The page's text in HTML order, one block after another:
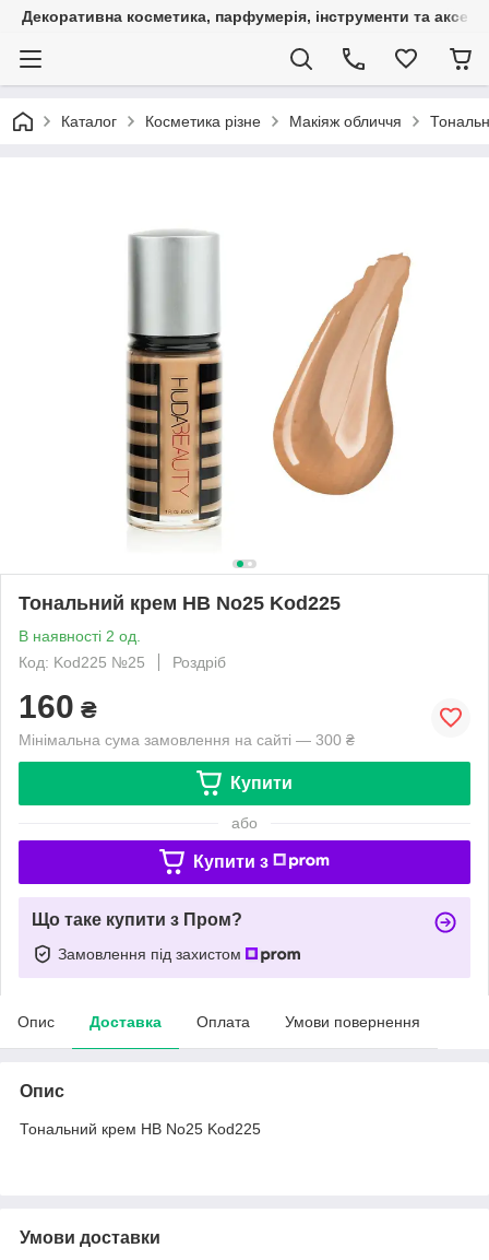
Декоративна косметика, парфумерія, інструменти та
Каталог Косметика різне Макіяж обличчя
Тональний крем HB No25 Kod225
В наявності 2 од.
Код: Kod225 №25
Роздріб
160 ₴
Мінімальна сума замовлення на сайті — 300 ₴
Купити
або
Купити з
Що таке купити з Пром?
Замовлення під захистом
Опис Доставка Оплата Умови повернення
Опис
Тональний крем HB No25 Kod225
Умови доставки